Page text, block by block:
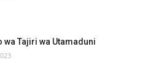
wa Tajiri wa Utamaduni